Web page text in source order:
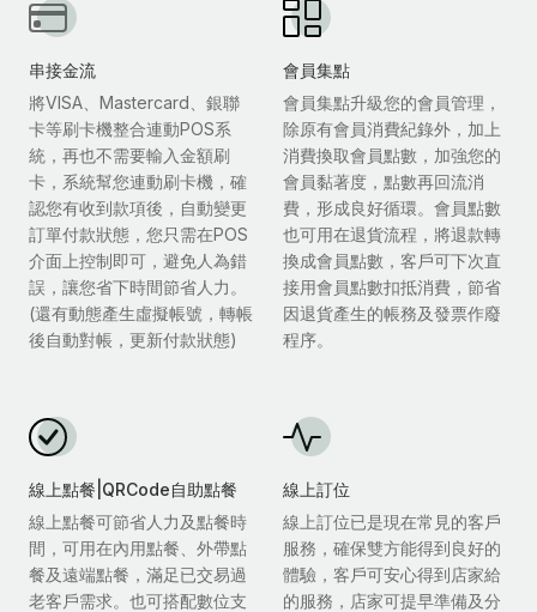
串接金流
將VISA、Mastercard、銀聯
卡等刷卡機整合連動POS系
統，再也不需要輸入金額刷
卡，系統幫您連動刷卡機，確
認您有收到款項後，自動變更
訂單付款狀態，您只需在POS
介面上控制即可，避免人為錯
誤，讓您省下時間節省人力。
(還有動態產生虛擬帳號，轉帳
後自動對帳，更新付款狀態)
會員集點
會員集點升級您的會員管理，
除原有會員消費紀錄外，加上
消費換取會員點數，加強您的
會員黏著度，點數再回流消
費，形成良好循環。會員點數
也可用在退貨流程，將退款轉
換成會員點數，客戶可下次直
接用會員點數扣抵消費，節省
因退貨產生的帳務及發票作廢
程序。
線上點餐|QRCode自助點餐
線上點餐可節省人力及點餐時
間，可用在內用點餐、外帶點
餐及遠端點餐，滿足已交易過
老客戶需求。也可搭配數位支
線上訂位
線上訂位已是現在常見的客戶
服務，確保雙方能得到良好的
體驗，客戶可安心得到店家給
的服務，店家可提早準備及分